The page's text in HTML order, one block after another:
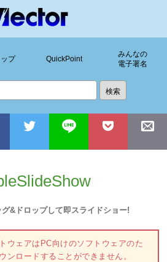
プ QuickPoint
みんなの
電子署名
&ドロップして即スライドショー!
ウェアはPC向けのソフトウェアのた
ンロードすることができません。